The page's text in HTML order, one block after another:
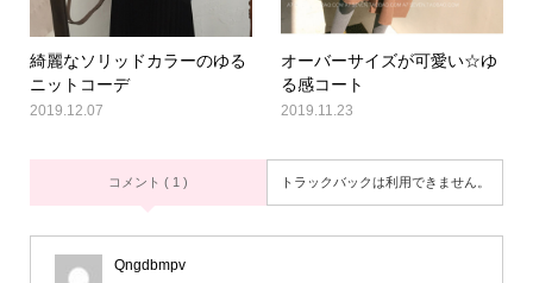
綺麗なソリッドカラーのゆる
ニットコーデ
2019.12.07
オーバーサイズが可愛い☆ゆ
る感コート
2019.11.23
コメント ( 1 ) トラックバックは利用できません。
Qngdbmpv